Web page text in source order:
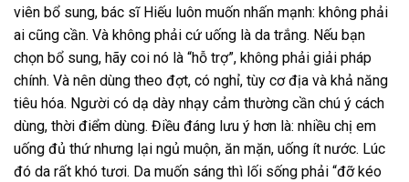
viên bổ sung, bác sĩ Hiếu luôn muốn nhấn mạnh: không phải
ai cũng cần. Và không phải cứ uống là da trắng. Nếu bạn
chọn bổ sung, hãy coi nó là “hỗ trợ”, không phải giải pháp
chính. Và nên dùng theo đợt, có nghỉ, tùy cơ địa và khả năng
tiêu hóa. Người có dạ dày nhạy cảm thường cần chú ý cách
dùng, thời điểm dùng. Điều đáng lưu ý hơn là: nhiều chị em
uống đủ thứ nhưng lại ngủ muộn, ăn mặn, uống ít nước. Lúc
đó da rất khó tươi. Da muốn sáng thì lối sống phải “đỡ kéo